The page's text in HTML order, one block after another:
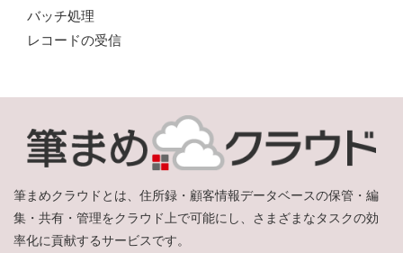
バッチ処理
レコードの受信
筆まめクラウドとは、住所録・顧客情報データベースの保管・編
集・共有・管理をクラウド上で可能にし、さまざまなタスクの効
率化に貢献するサービスです。